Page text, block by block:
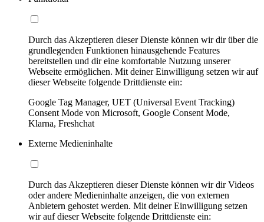
Durch das Akzeptieren dieser Dienste können wir dir über die
grundlegenden Funktionen hinausgehende Features
bereitstellen und dir eine komfortable Nutzung unserer
Webseite ermöglichen. Mit deiner Einwilligung setzen wir auf
dieser Webseite folgende Drittdienste ein:
Google Tag Manager, UET (Universal Event Tracking)
Consent Mode von Microsoft, Google Consent Mode,
Klarna, Freshchat
Externe Medieninhalte
Durch das Akzeptieren dieser Dienste können wir dir Videos
oder andere Medieninhalte anzeigen, die von externen
Anbietern gehostet werden. Mit deiner Einwilligung setzen
wir auf dieser Webseite folgende Drittdienste ein: